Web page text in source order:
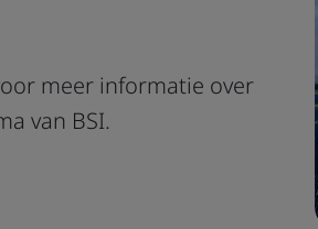
meer informatie over
van BSI.